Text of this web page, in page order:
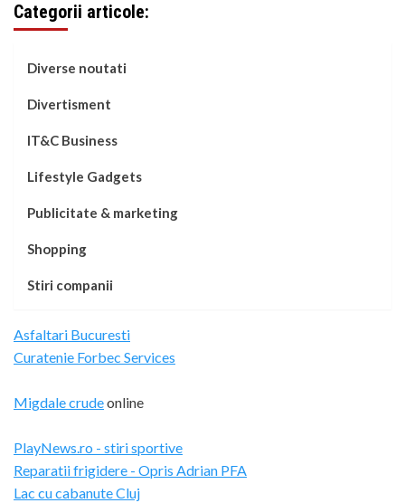
Categorii articole:
Diverse noutati
Divertisment
IT&C Business
Lifestyle Gadgets
Publicitate & marketing
Shopping
Stiri companii
Asfaltari Bucuresti
Curatenie Forbec Services
Migdale crudeonline
PlayNews.ro - stiri sportive
Reparatii frigidere - Opris Adrian PFA
Lac cu cabanute Cluj